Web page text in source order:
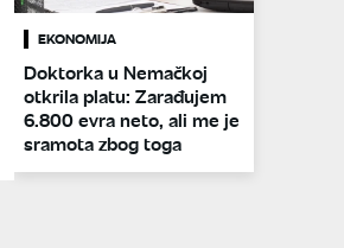
EKONOMIJA
Doktorka u Nemačkoj
otkrila platu: Zarađujem
6.800 evra neto, ali me je
sramota zbog toga